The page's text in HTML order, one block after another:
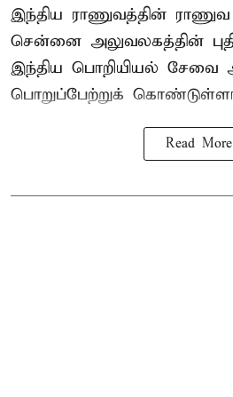
இந்திய ராணுவத்தின்
சென்னை அலுவலகத்தின்
இந்திய பொறியியல் சேவை
பொறுப்பேற்றுக்
Read More